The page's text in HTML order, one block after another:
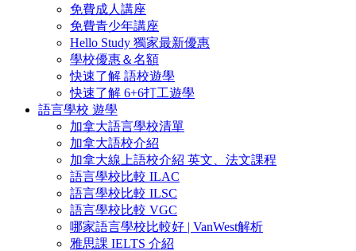
免費成人講座
免費青少年講座
Hello Study 獨家最新優惠
學校優惠＆名額
快速了解 語校遊學
快速了解 6+6打工遊學
語言學校 遊學
加拿大語言學校清單
加拿大語校介紹
加拿大線上語校介紹 英文、法文課程
語言學校比較 ILAC
語言學校比較 ILSC
語言學校比較 VGC
哪家語言學校比較好 | VanWest解析
雅思課 IELTS 介紹